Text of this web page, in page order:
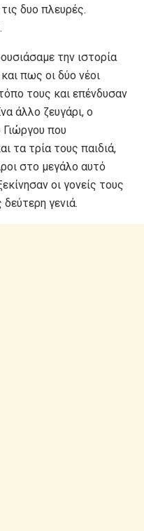
δυο πλευρές.
την ιστορία
πως οι δύο νέοι
τους και επένδυσαν
άλλο ζευγάρι, ο
που
τα τρία τους παιδιά,
στο μεγάλο αυτό
οι γονείς τους
γενιά.